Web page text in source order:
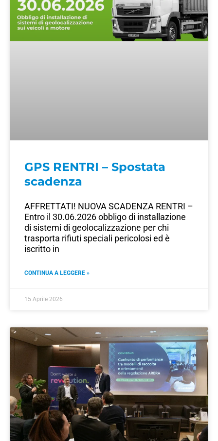
GPS RENTRI – Spostata
scadenza
AFFRETTATI! NUOVA SCADENZA RENTRI –
Entro il 30.06.2026 obbligo di installazione
di sistemi di geolocalizzazione per chi
trasporta rifiuti speciali pericolosi ed è
iscritto in
CONTINUA A LEGGERE »
15 Aprile 2026